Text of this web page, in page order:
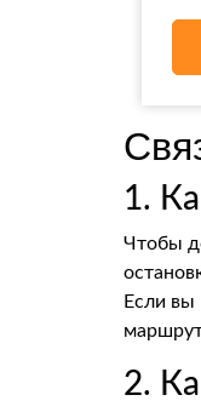
1.
Чтобы
Если вы
2.